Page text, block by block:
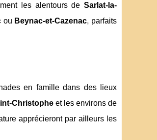
les alentours de Sarlat-la-
ou Beynac-et-Cazenac, parfaits
en famille dans des lieux
Christopheet les environs de
apprécieront par ailleurs les